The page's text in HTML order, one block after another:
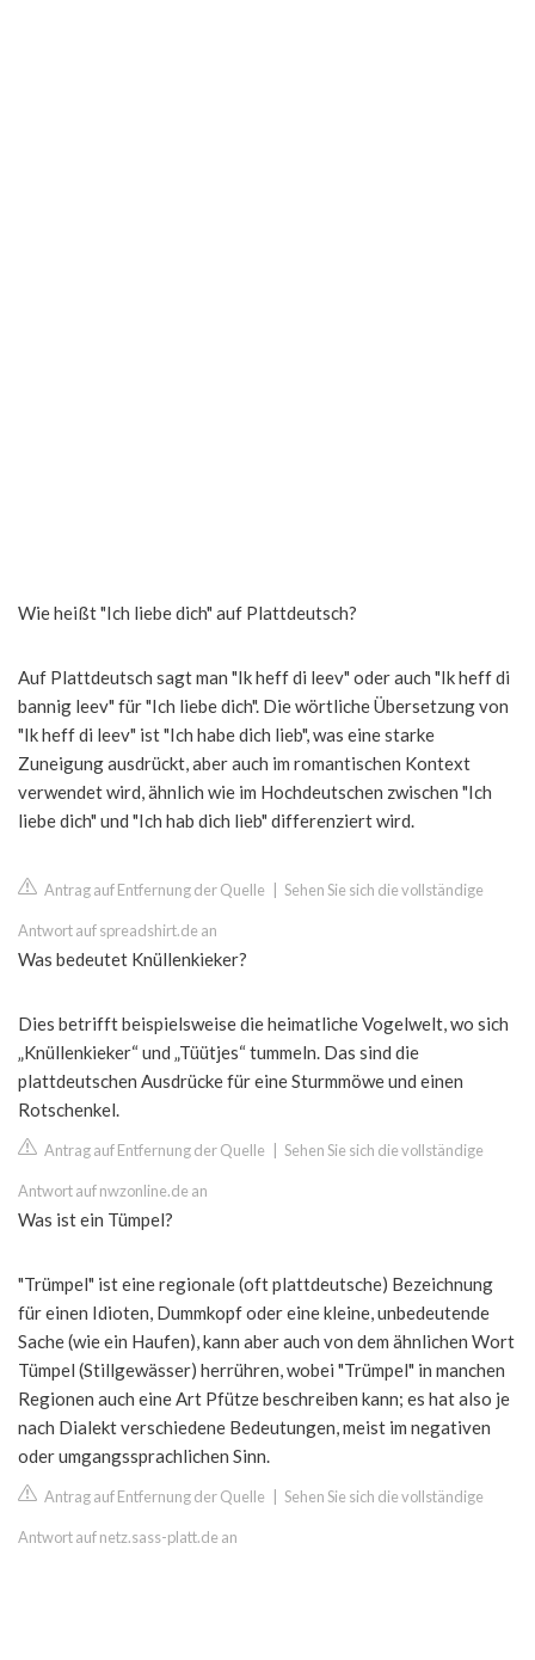
Wie heißt "Ich liebe dich" auf Plattdeutsch?
Auf Plattdeutsch sagt man "Ik heff di leev" oder auch "Ik heff di
bannig leev" für "Ich liebe dich". Die wörtliche Übersetzung von
"Ik heff di leev" ist "Ich habe dich lieb", was eine starke
Zuneigung ausdrückt, aber auch im romantischen Kontext
verwendet wird, ähnlich wie im Hochdeutschen zwischen "Ich
liebe dich" und "Ich hab dich lieb" differenziert wird.
Antrag auf Entfernung der Quelle Sehen Sie sich die vollständige
Antwort auf spreadshirt.de an
Was bedeutet Knüllenkieker?
Dies betrifft beispielsweise die heimatliche Vogelwelt, wo sich
„Knüllenkieker“ und „Tüütjes“ tummeln. Das sind die
plattdeutschen Ausdrücke für eine Sturmmöwe und einen
Rotschenkel.
Antrag auf Entfernung der Quelle Sehen Sie sich die vollständige
Antwort auf nwzonline.de an
Was ist ein Tümpel?
"Trümpel" ist eine regionale (oft plattdeutsche) Bezeichnung
für einen Idioten, Dummkopf oder eine kleine, unbedeutende
Sache (wie ein Haufen), kann aber auch von dem ähnlichen Wort
Tümpel (Stillgewässer) herrühren, wobei "Trümpel" in manchen
Regionen auch eine Art Pfütze beschreiben kann; es hat also je
nach Dialekt verschiedene Bedeutungen, meist im negativen
oder umgangssprachlichen Sinn.
Antrag auf Entfernung der Quelle Sehen Sie sich die vollständige
Antwort auf netz.sass-platt.de an